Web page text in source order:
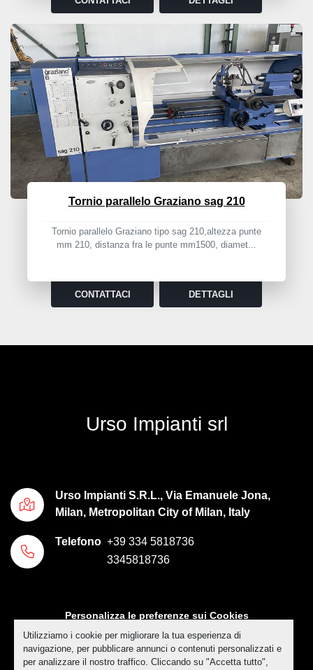
Utilizziamo i cookie per migliorare la tua esperienza di
navigazione, per pubblicare annunci o contenuti personalizzati e
per analizzare il nostro traffico. Cliccando su "Accetta tutto",
Tornio parallelo Graziano sag 210
Tornio parallelo Graziano tipo sag 210,altezza punte
mm 210, distanza fra le punte mm1500, diamet...
CONTATTACI DETTAGLI
Urso Impianti srl
Urso Impianti S.R.L., Via Emanuele Jona,
Milan, Metropolitan City of Milan, Italy
Telefono +39 334 5818736
3345818736
Personalizza le preferenze sui Cookies
Machinio Systemsito web diMachinio